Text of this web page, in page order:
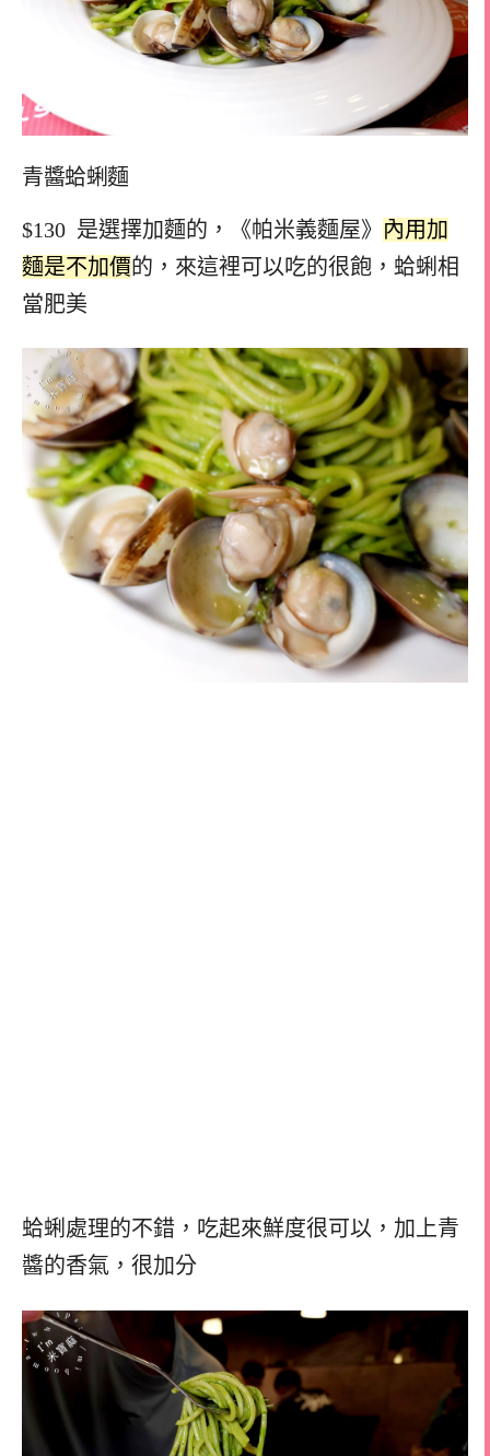
青醬蛤蜊麵
$130 是選擇加麵的，《帕米義麵屋》 內用加
麵是不加價的，來這裡可以吃的很飽，蛤蜊相
當肥美
蛤蜊處理的不錯， 吃起來鮮度很可以， 加上青
醬的香氣，很加分